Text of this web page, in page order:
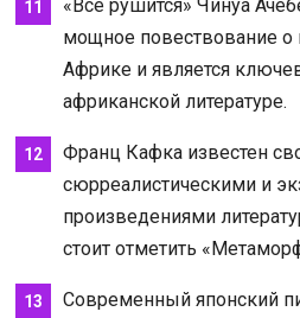
«Все рушится» Чинуа
мощное повествование о
Африке и является
африканской литературе.
Франц Кафка известен
сюрреалистическими и
произведениями
стоит отметить
Современный японский